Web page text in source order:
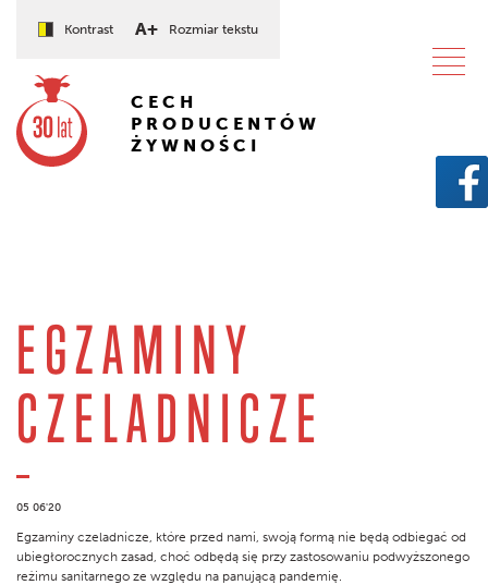
Kontrast A+ Rozmiar tekstu
CECH
PRODUCENTÓW
ŻYWNOŚCI
EGZAMINY
CZELADNICZE
05 06'20
Egzaminy czeladnicze, które przed nami, swoją formą nie będą odbiegać od
ubiegłorocznych zasad, choć odbędą się przy zastosowaniu podwyższonego
reżimu sanitarnego ze względu na panującą pandemię.